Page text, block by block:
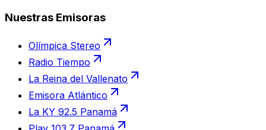
Nuestras Emisoras
Olímpica Stereo
Radio Tiempo
La Reina del Vallenato
Emisora Atlántico
La KY 92.5 Panamá